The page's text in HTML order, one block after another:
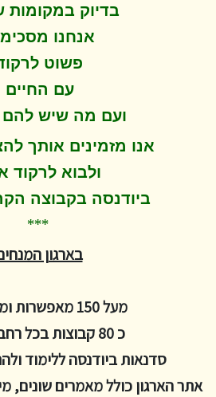
בדיוק
אנחנו
פשוט
עם החיים
ועם מה שיש להם
אנו מזמינים אותך
ולבוא לרקוד
ביודנסה בקבוצה
***
בארגון
מעל 150 מאפשרות ומאפשרים.
כ 80 קבוצות בכל רחבי ישראל.
סדנאות ביודנסה ללימוד
אתר הארגון כולל מאמרים שונים,